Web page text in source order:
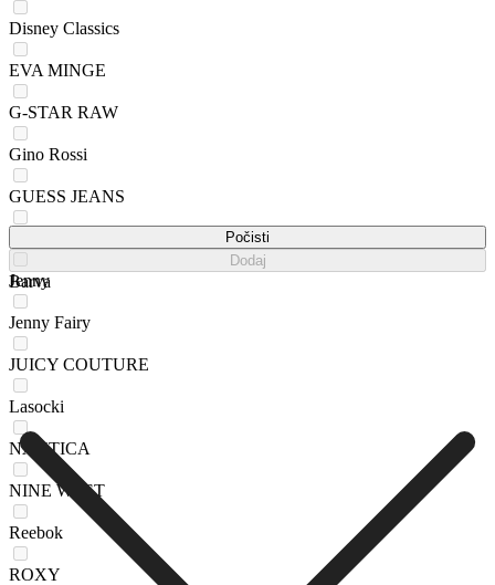
Disney Classics
EVA MINGE
G-STAR RAW
Gino Rossi
GUESS JEANS
Jenny
Jenny Fairy
JUICY COUTURE
Lasocki
NAUTICA
NINE WEST
Reebok
ROXY
Počisti
Dodaj
Barva